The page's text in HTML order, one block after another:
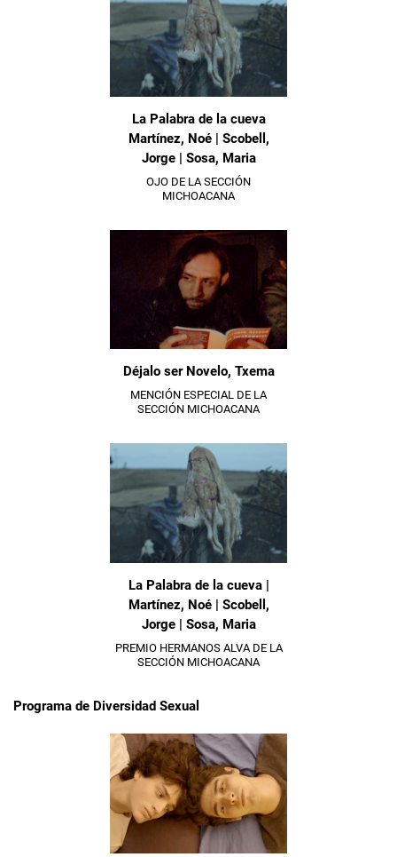
La Palabra de la cueva
Martínez, Noé | Scobell,
Jorge | Sosa, Maria
OJO DE LA SECCIÓN
MICHOACANA
Déjalo ser Novelo, Txema
MENCIÓN ESPECIAL DE LA
SECCIÓN MICHOACANA
La Palabra de la cueva |
Martínez, Noé | Scobell,
Jorge | Sosa, Maria
PREMIO HERMANOS ALVA DE LA
SECCIÓN MICHOACANA
Programa de Diversidad Sexual